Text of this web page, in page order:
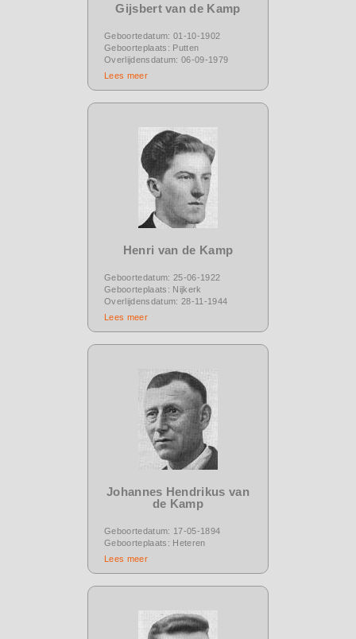
Gijsbert van de Kamp
Geboortedatum: 01-10-1902
Geboorteplaats: Putten
Overlijdensdatum: 06-09-1979
Lees meer
Henri van de Kamp
Geboortedatum: 25-06-1922
Geboorteplaats: Nijkerk
Overlijdensdatum: 28-11-1944
Lees meer
Johannes Hendrikus van
de Kamp
Geboortedatum: 17-05-1894
Geboorteplaats: Heteren
Lees meer